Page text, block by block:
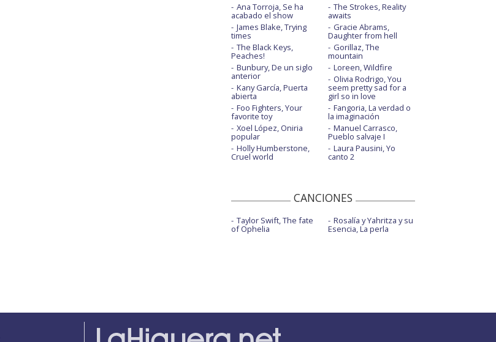
Ana Torroja, Se ha
acabado el show
James Blake, Trying
times
The Black Keys,
Peaches!
Bunbury, De un siglo
anterior
Kany García, Puerta
abierta
Foo Fighters, Your
favorite toy
Xoel López, Oniria
popular
Holly Humberstone,
Cruel world
The Strokes, Reality
awaits
Gracie Abrams,
Daughter from hell
Gorillaz, The
mountain
Loreen, Wildfire
Olivia Rodrigo, You
seem pretty sad for a
girl so in love
Fangoria, La verdad o
la imaginación
Manuel Carrasco,
Pueblo salvaje I
Laura Pausini, Yo
canto 2
CANCIONES
Taylor Swift, The fate
of Ophelia
Rosalía y Yahritza y su
Esencia, La perla